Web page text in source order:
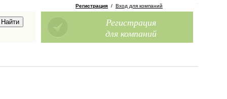
Регистрация / Вход для компаний
Регистрация
для компаний